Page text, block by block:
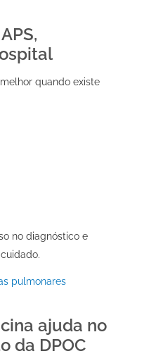
quando existe
no diagnóstico e
pulmonares
ajuda no
da DPOC